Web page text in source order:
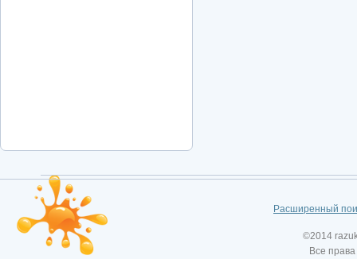
Расширенный
©2014
Все